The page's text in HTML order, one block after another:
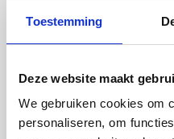
Toestemming
Deze website maakt
We gebruiken cookies om
personaliseren, om
de trap belopen. De
veiligheid. Om deze reden
hoogwaardige
stevigheid,
vertrouwen dat je veilig